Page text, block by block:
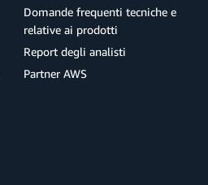
Domande frequenti tecniche e
relative ai prodotti
Report degli analisti
Partner AWS